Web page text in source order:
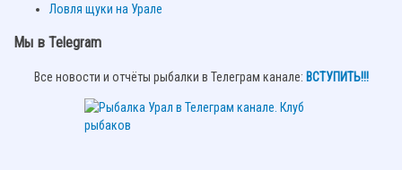
Ловля щуки на Урале
Мы в Telegram
Все новости и отчёты рыбалки в Телеграм канале: ВСТУПИТЬ!!!